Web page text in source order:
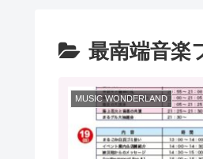
最南端音楽
MUSIC WONDERLAND